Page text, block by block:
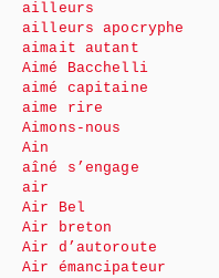
ailleurs
ailleurs apocryphe
aimait autant
Aimé Bacchelli
aimé capitaine
aime rire
Aimons-nous
Ain
aîné s’engage
air
Air Bel
Air breton
Air d’autoroute
Air émancipateur